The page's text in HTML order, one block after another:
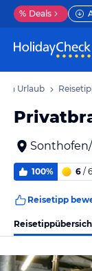
% Deals
Urlaub
100% 6 / 6
Reisetipp